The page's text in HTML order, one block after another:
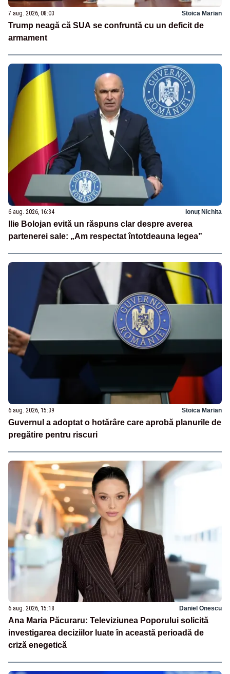
7 aug. 2026, 08:03 Stoica Marian
Trump neagă că SUA se confruntă cu un deficit de
armament
6 aug. 2026, 16:34 Ionuț Nichita
Ilie Bolojan evită un răspuns clar despre averea
partenerei sale: „Am respectat întotdeauna legea”
6 aug. 2026, 15:39 Stoica Marian
Guvernul a adoptat o hotărâre care aprobă planurile de
pregătire pentru riscuri
6 aug. 2026, 15:18 Daniel Onescu
Ana Maria Păcuraru: Televiziunea Poporului solicită
investigarea deciziilor luate în această perioadă de
criză enegetică